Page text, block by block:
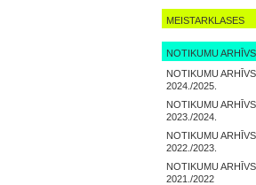
MEISTARKLASES
NOTIKUMU ARHĪVS
NOTIKUMU ARHĪVS
2024./2025.
NOTIKUMU ARHĪVS
2023./2024.
NOTIKUMU ARHĪVS
2022./2023.
NOTIKUMU ARHĪVS
2021./2022